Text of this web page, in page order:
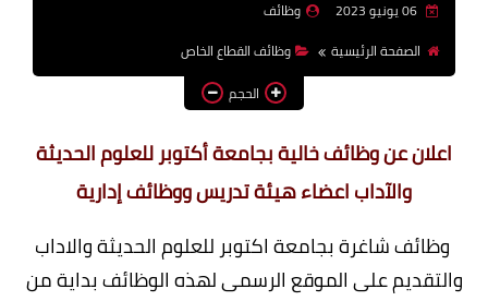
بالجامعات والمعاهد
اخبار
06 يونيو 2023
وظائف
الصفحة الرئيسية
وظائف القطاع الخاص
الحجم
اعلان عن وظائف خالية بجامعة أكتوبر للعلوم الحديثة
والآداب اعضاء هيئة تدريس ووظائف إدارية
وظائف شاغرة بجامعة اكتوبر للعلوم الحديثة والاداب
والتقديم على الموقع الرسمى لهذه الوظائف بداية من